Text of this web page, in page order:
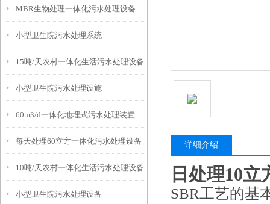
MBR生物处理一体化污水处理设备
小型卫生院污水处理系统
15吨/天农村一体化生活污水处理设备
小型卫生院污水处理设施
60m3/d一体化地埋式污水处理装置
每天处理60立方一体化污水处理设备
10吨/天农村一体化生活污水处理设备
小型卫生院污水处理设备
详细介绍
日处理10
SBR工艺的基